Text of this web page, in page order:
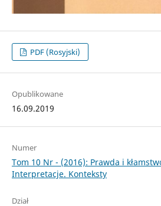
PDF (Rosyjski)
Opublikowane
16.09.2019
Numer
Tom 10 Nr - (2016): Prawda i
Interpretacje. Konteksty
Dział